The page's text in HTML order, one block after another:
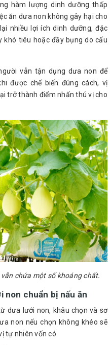
hàm lượng dinh dưỡng thấp
ăn dưa non không gây hại cho
nhiều lợi ích dinh dưỡng, đặc
khó tiêu hoặc đầy bụng do cấu
vẫn tận dụng dưa non để
được chế biến đúng cách, vị
trở thành điểm nhấn thú vị cho
chứa một số khoáng chất.
non chuẩn bị nấu ăn
dưa lưới non, khâu chọn và sơ
non nếu chọn không khéo sẽ
tự nhiên vốn có.